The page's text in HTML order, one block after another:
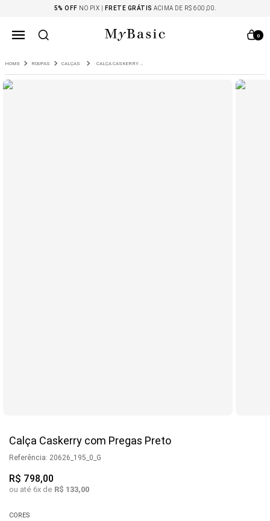
5% OFF NO PIX | FRETE GRÁTIS ACIMA DE R$ 600,00.
0
ROUPAS CALÇAS CALÇA CASKERRY COM PREGAS PRETO
Calça Caskerry com Pregas Preto
Referência: 20626_195_0_G
R$ 798,00
ou até 6x de R$ 133,00
CORES